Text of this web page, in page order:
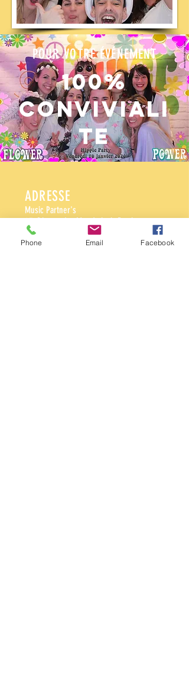
POUR VOTRE ÉVÉNEMENT
100%
CONVIVIALI
TE
ADRESSE
Music Partner's
13 Place du Maréchal Foch
95880 Enghien les Bains
Phone Email Facebook